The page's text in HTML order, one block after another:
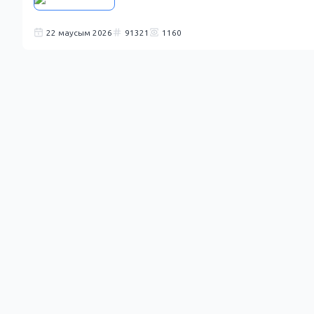
22 маусым 2026 91321 1160